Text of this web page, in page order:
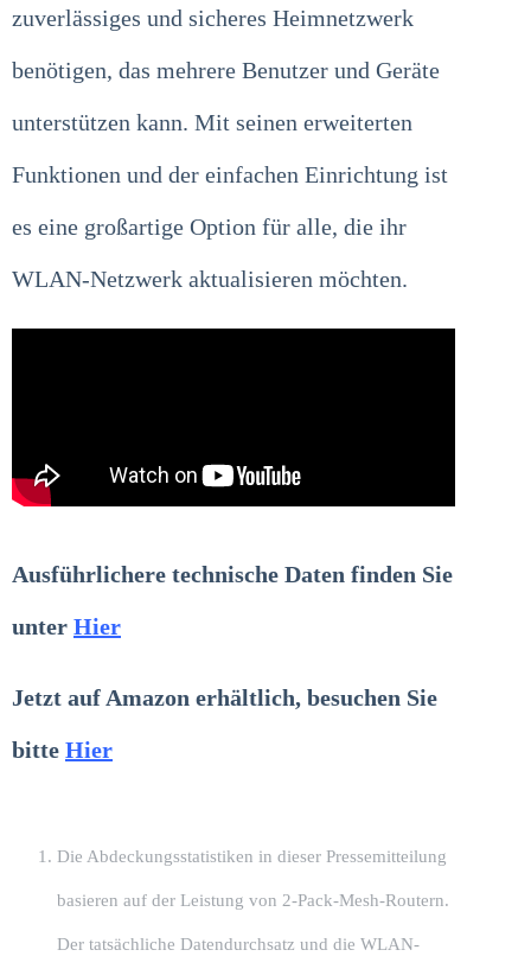
zuverlässiges und sicheres Heimnetzwerk
benötigen, das mehrere Benutzer und Geräte
unterstützen kann. Mit seinen erweiterten
Funktionen und der einfachen Einrichtung ist
es eine großartige Option für alle, die ihr
WLAN-Netzwerk aktualisieren möchten.
Ausführlichere technische Daten finden Sie
unter Hier
Jetzt auf Amazon erhältlich, besuchen Sie
bitte Hier
Die Abdeckungsstatistiken in dieser Pressemitteilung
basieren auf der Leistung von 2-Pack-Mesh-Routern.
Der tatsächliche Datendurchsatz und die WLAN-